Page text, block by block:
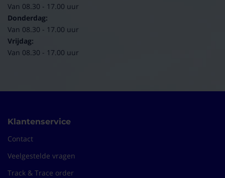
Van 08.30 - 17.00 uur
Donderdag:
Van 08.30 - 17.00 uur
Vrijdag:
Van 08.30 - 17.00 uur
Klantenservice
Contact
Veelgestelde vragen
Track & Trace order